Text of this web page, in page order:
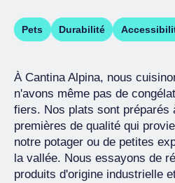
Pets Durabilité
À Cantina Alpina, nous
n'avons même pas de
fiers. Nos plats sont préparés
premières de qualité qui
notre potager ou de petites
la vallée. Nous essayons de
produits d'origine industrielle